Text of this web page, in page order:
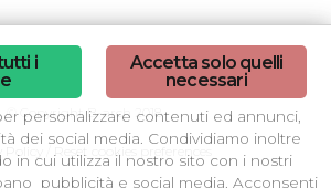
© Copyright B-arch 2018
Policy Reset cookies preferences
Accetta solo quelli
necessari
i
personalizzare contenuti ed annunci,
dei social media. Condividiamo inoltre
in cui utilizza il nostro sito con i nostri
pubblicità e social media. Acconsenti